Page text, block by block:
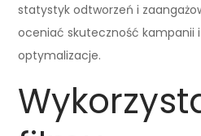
statystyk odtworzeń i
oceniać skuteczność kampanii
optymalizacje.